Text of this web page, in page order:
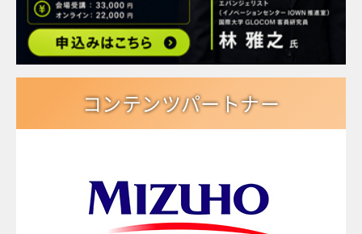
コンテンツパートナー